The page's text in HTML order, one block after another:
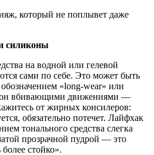
силиконы
на водной или гелевой
сами по себе. Это может быть
«long-wear» или
вбивающими движениями —
от жирных консилеров:
обязательно потечет. Лайфхак
тонального средства слегка
прозрачной пудрой — это
стойко».